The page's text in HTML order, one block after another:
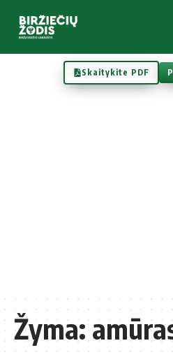
Skaitykite PDF
Žyma: